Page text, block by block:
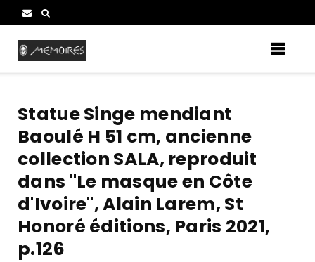
Statue Singe mendiant
Baoulé H 51 cm, ancienne
collection SALA, reproduit
dans "Le masque en Côte
d'Ivoire", Alain Larem, St
Honoré éditions, Paris 2021,
p.126